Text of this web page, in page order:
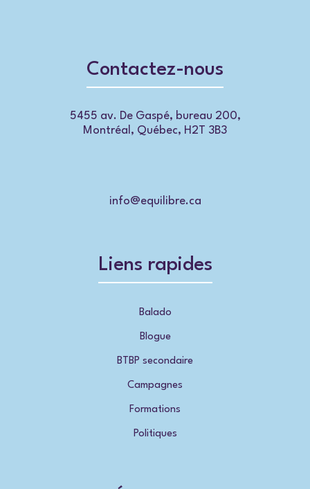
Contactez-nous
5455 av. De Gaspé, bureau 200,
Montréal, Québec, H2T 3B3
info@equilibre.ca
Liens rapides
Balado
Blogue
BTBP secondaire
Campagnes
Formations
Politiques